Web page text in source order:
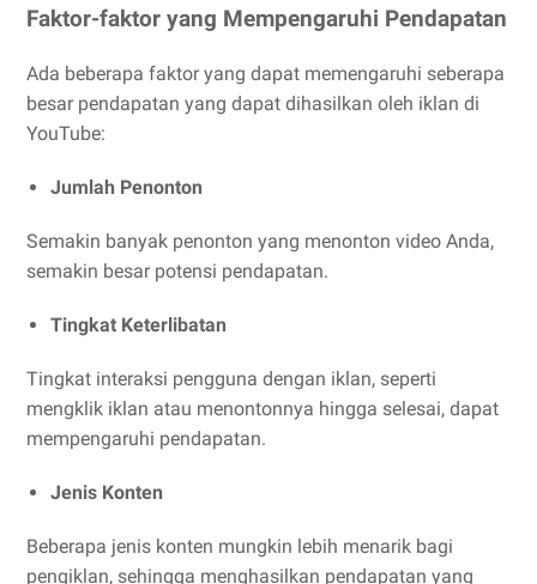
Faktor-faktor yang Mempengaruhi Pendapatan
Ada beberapa faktor yang dapat memengaruhi seberapa
besar pendapatan yang dapat dihasilkan oleh iklan di
YouTube:
Jumlah Penonton
Semakin banyak penonton yang menonton video Anda,
semakin besar potensi pendapatan.
Tingkat Keterlibatan
Tingkat interaksi pengguna dengan iklan, seperti
mengklik iklan atau menontonnya hingga selesai, dapat
mempengaruhi pendapatan.
Jenis Konten
Beberapa jenis konten mungkin lebih menarik bagi
pengiklan, sehingga menghasilkan pendapatan yang